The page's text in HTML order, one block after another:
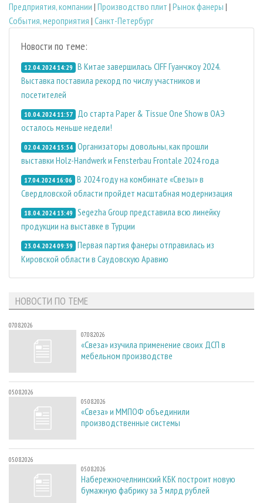
Предприятия, компании | Производство плит | Рынок фанеры |
События, мероприятия | Санкт-Петербург
Новости по теме:
12.04.2024 14:29 В Китае завершилась CIFF Гуанчжоу 2024.
Выставка поставила рекорд по числу участников и
посетителей
10.04.2024 11:57
До старта Paper & Tissue One Show в ОАЭ
осталось меньше недели!
02.04.2024 15:54 Организаторы довольны, как прошли
выставки Holz-Handwerk и Fensterbau Frontale 2024 года
17.04.2024 16:06 В 2024 году на комбинате «Свезы» в
Свердловской области пройдет масштабная модернизация
18.04.2024 13:49 Segezha Group представила всю линейку
продукции на выставке в Турции
23.04.2024 09:39 Первая партия фанеры отправилась из
Кировской области в Саудовскую Аравию
НОВОСТИ ПО ТЕМЕ
07.08.2026
07.08.2026
«Свеза» изучила применение своих ДСП в
мебельном производстве
05.08.2026
05.08.2026
«Свеза» и ММПОФ объединили
производственные системы
05.08.2026
05.08.2026
Набережночелнинский КБК построит новую
бумажную фабрику за 3 млрд рублей